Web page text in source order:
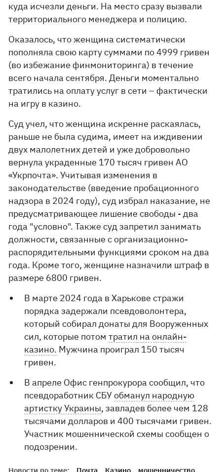
куда исчезли деньги. На место сразу вызвали
территориального менеджера и полицию.
Оказалось, что женщина систематически
пополняла свою карту суммами по 4999 гривен
(во избежание финмониторинга) в течение
всего начала сентября. Деньги моментально
тратились на оплату услуг в сети – фактически
на игру в казино.
Суд учел, что женщина искренне раскаялась,
раньше не была судима, имеет на иждивении
двух малолетних детей и уже добровольно
вернула украденные 170 тысяч гривен АО
«Укрпочта». Учитывая изменения в
законодательстве (введение пробационного
надзора в 2024 году), суд избрал наказание, не
предусматривающее лишение свободы - два
года "условно". Также суд запретил занимать
должности, связанные с организационно-
распорядительными функциями сроком на два
года. Кроме того, женщине назначили штраф в
размере 6800 гривен.
В марте 2024 года в Харькове стражи
порядка задержали псевдоволонтера,
который собирал донаты для Вооруженных
сил, которые потомтратил на онлайн-
казино. Мужчина проиграл 150 тысяч
гривен.
В апреле Офис генпрокурора сообщил, что
псевдоработник СБУобманул народную
артистку Украины, завладев более чем 128
тысячами долларов и 400 тысячами гривен.
Участник мошеннической схемы сообщен о
подозрении.